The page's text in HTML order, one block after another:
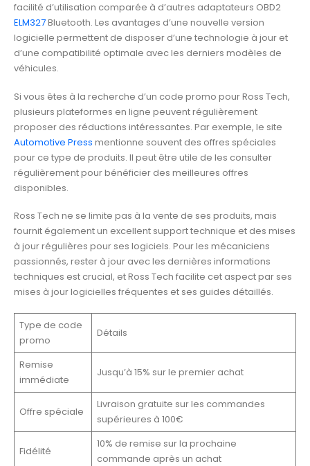
facilité d’utilisation comparée à d’autres adaptateurs OBD2
ELM327Bluetooth. Les avantages d’une nouvelle version
logicielle permettent de disposer d’une technologie à jour et
d’une compatibilité optimale avec les derniers modèles de
véhicules.
Si vous êtes à la recherche d’un code promo pour Ross Tech,
plusieurs plateformes en ligne peuvent régulièrement
proposer des réductions intéressantes. Par exemple, le site
Automotive Press mentionne souvent des offres spéciales
pour ce type de produits. Il peut être utile de les consulter
régulièrement pour bénéficier des meilleures offres
disponibles.
Ross Tech ne se limite pas à la vente de ses produits, mais
fournit également un excellent support technique et des mises
à jour régulières pour ses logiciels. Pour les mécaniciens
passionnés, rester à jour avec les dernières informations
techniques est crucial, et Ross Tech facilite cet aspect par ses
mises à jour logicielles fréquentes et ses guides détaillés.
Type de code
promo
Détails
Remise
immédiate
Jusqu’à 15% sur le premier achat
Offre spéciale
Livraison gratuite sur les commandes
supérieures à 100€
Fidélité
10% de remise sur la prochaine
commande après un achat